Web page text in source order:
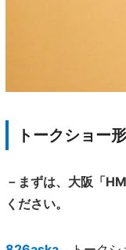
トークショー
－まずは、大阪「
ください。